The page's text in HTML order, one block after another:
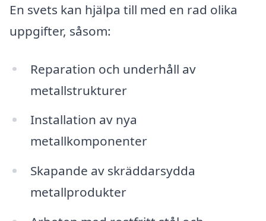
En svets kan hjälpa till med en rad olika
uppgifter, såsom:
Reparation och underhåll av
metallstrukturer
Installation av nya
metallkomponenter
Skapande av skräddarsydda
metallprodukter